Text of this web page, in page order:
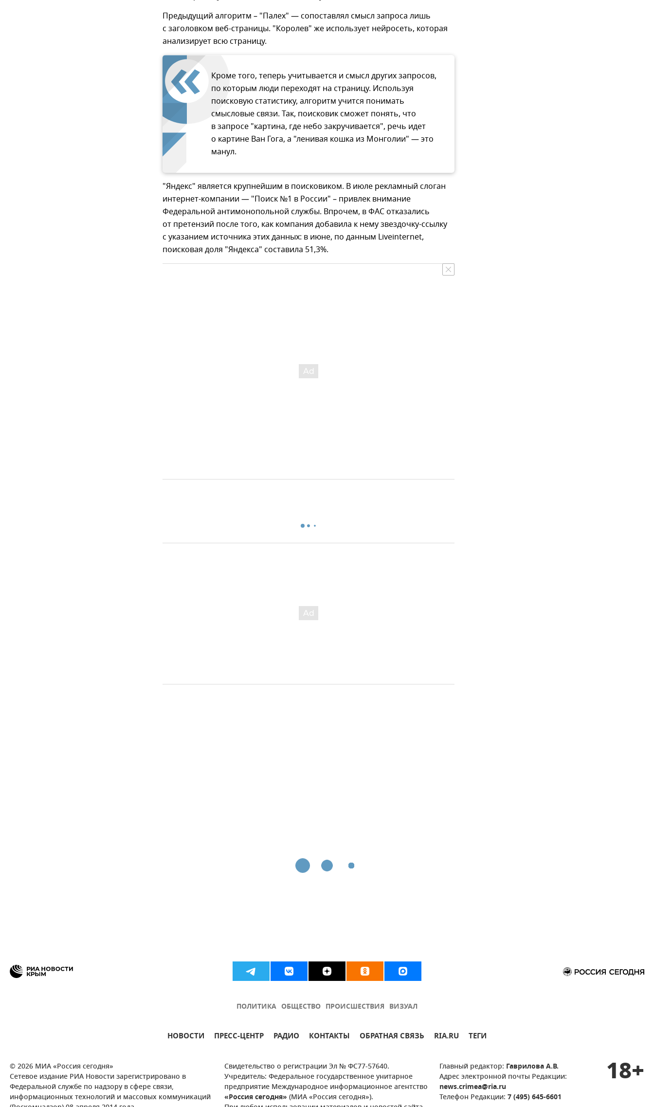
Предыдущий алгоритм – "Палех" — сопоставлял смысл запроса лишь
с заголовком веб-страницы. "Королев" же использует нейросеть, которая
анализирует всю страницу.
Кроме того, теперь учитывается и смысл других запросов,
по которым люди переходят на страницу. Используя
поисковую статистику, алгоритм учится понимать
смысловые связи. Так, поисковик сможет понять, что
в запросе "картина, где небо закручивается", речь идет
о картине Ван Гога, а "ленивая кошка из Монголии" — это
манул.
"Яндекс" является крупнейшим в поисковиком. В июле рекламный слоган
интернет-компании — "Поиск №1 в России" – привлек внимание
Федеральной антимонопольной службы. Впрочем, в ФАС отказались
от претензий после того, как компания добавила к нему звездочку-ссылку
с указанием источника этих данных: в июне, по данным Liveinternet,
поисковая доля "Яндекса" составила 51,3%.
ПОЛИТИКА ОБЩЕСТВО ПРОИСШЕСТВИЯ ВИЗУАЛ
НОВОСТИ ПРЕСС-ЦЕНТР РАДИО КОНТАКТЫ ОБРАТНАЯ СВЯЗЬ RIA.RU ТЕГИ
© 2026 МИА «Россия сегодня»
Сетевое издание РИА Новости зарегистрировано в
Федеральной службе по надзору в сфере связи,
информационных технологий и массовых коммуникаций
Свидетельство о регистрации Эл № ФС77-57640.
Учредитель: Федеральное государственное унитарное
предприятие Международное информационное агентство
«Россия сегодня» (МИА «Россия сегодня»).
Главный редактор: Гаврилова А.В.
Адрес электронной почты Редакции:
news.crimea@ria.ru
Телефон Редакции: 7 (495) 645-6601
18+